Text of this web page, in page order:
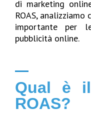
di marketing
ROAS, analizziamo
importante per
pubblicità online.
Qual è
ROAS?